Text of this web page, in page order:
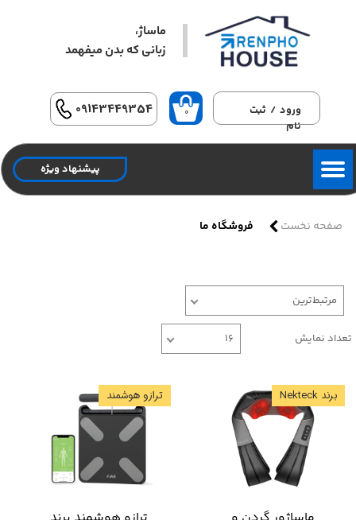
پیشنهاد ویژه
ورود / ثبت
نام
حساب کاربری من
تغییر گذر واژه
سفارشات
خروج از حساب کاربری
۰
ماساژ،
زبانی که بدن میفهمد​​​​​​​
09143449354
صفحه نخست فروشگاه ما
مرتبط‌ترین
تعداد نمایش ۱۶
برند Nekteck ترازو هوشمند